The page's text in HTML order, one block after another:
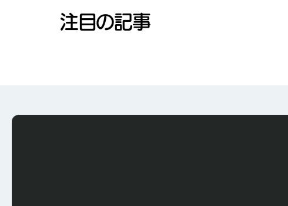
注目の記事